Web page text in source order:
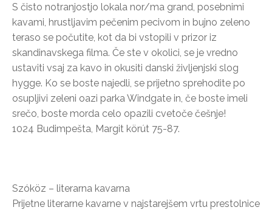
S čisto notranjostjo lokala nor/ma grand, posebnimi
kavami, hrustljavim pečenim pecivom in bujno zeleno
teraso se počutite, kot da bi vstopili v prizor iz
skandinavskega filma. Če ste v okolici, se je vredno
ustaviti vsaj za kavo in okusiti danski življenjski slog
hygge. Ko se boste najedli, se prijetno sprehodite po
osupljivi zeleni oazi parka Windgate in, če boste imeli
srečo, boste morda celo opazili cvetoče češnje!
1024 Budimpešta, Margit körút 75-87.
Szóköz – literarna kavarna
Prijetne literarne kavarne v najstarejšem vrtu prestolnice